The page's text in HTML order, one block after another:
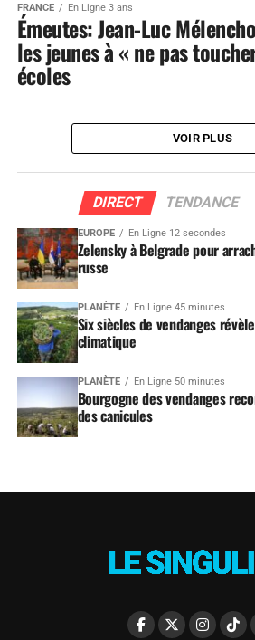
FRANCE En Ligne 3 ans
Émeutes: Jean-Luc
les jeunes à « ne pas
écoles
VOIR PLUS
DIRECT TENDANCE
EUROPE En Ligne 12 secondes
Zelensky à Belgrade pour
russe
PLANÈTE En Ligne 45 minutes
Six siècles de vendanges
climatique
PLANÈTE En Ligne 50 minutes
Bourgogne des vendanges
des canicules